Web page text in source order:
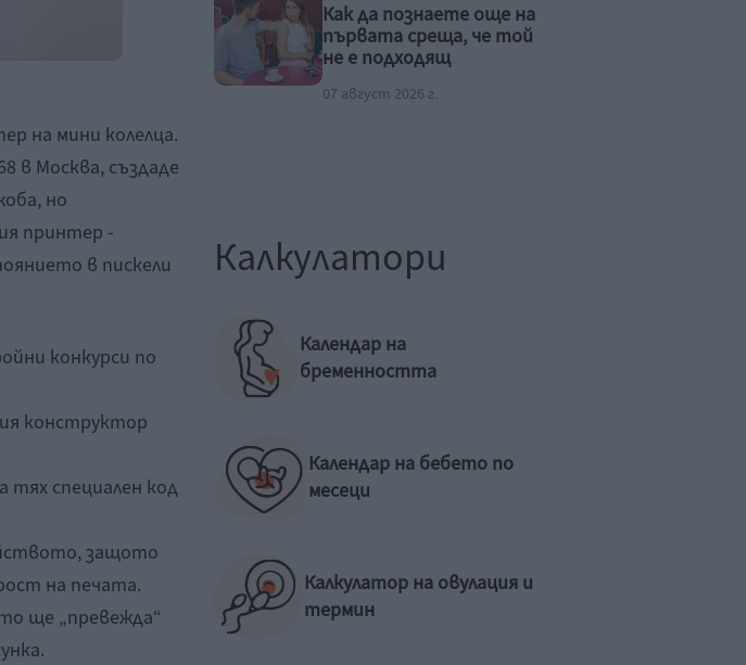
на мини колелца.
в Москва, създаде
но
принтер -
в пискели
конкурси по
конструктор
тях специален код
защото
на печата.
ще „превежда“
Как да познаете още на
първата среща, че той
не е подходящ
07 август 2026 г.
Калкулатори
Календар на
бременността
Календар на бебето по
месеци
Калкулатор на овулация и
термин